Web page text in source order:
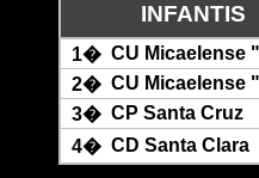
INFANTIS
1� CU Micaelense
2� CU Micaelense
3� CP Santa Cruz
4� CD Santa Clara